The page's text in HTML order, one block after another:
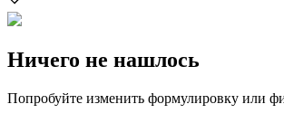
Ничего не нашлось
Попробуйте изменить формулировку или